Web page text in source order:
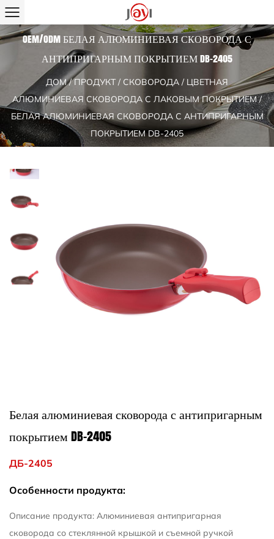
OEM/ODM БЕЛАЯ АЛЮМИНИЕВАЯ СКОВОРОДА С
АНТИПРИГАРНЫМ ПОКРЫТИЕМ DB-2405
ДОМ/ПРОДУКТ/ СКОВОРОДА / ЦВЕТНАЯ
АЛЮМИНИЕВАЯ СКОВОРОДА С ЛАКОВЫМ ПОКРЫТИЕМ/
БЕЛАЯ АЛЮМИНИЕВАЯ СКОВОРОДА С АНТИПРИГАРНЫМ
ПОКРЫТИЕМ DB-2405
Белая алюминиевая сковорода с антипригарным
покрытием DB-2405
ДБ-2405
Особенности продукта:
Описание продукта: Алюминиевая антипригарная
сковорода со стеклянной крышкой и съемной ручкой